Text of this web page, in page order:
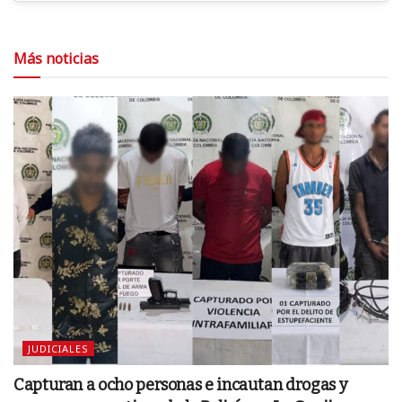
Más noticias
JUDICIALES
Capturan a ocho personas e incautan drogas y